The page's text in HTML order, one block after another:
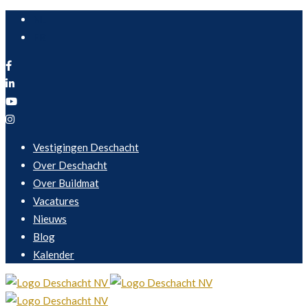
Vestigingen Deschacht
Over Deschacht
Over Buildmat
Vacatures
Nieuws
Blog
Kalender